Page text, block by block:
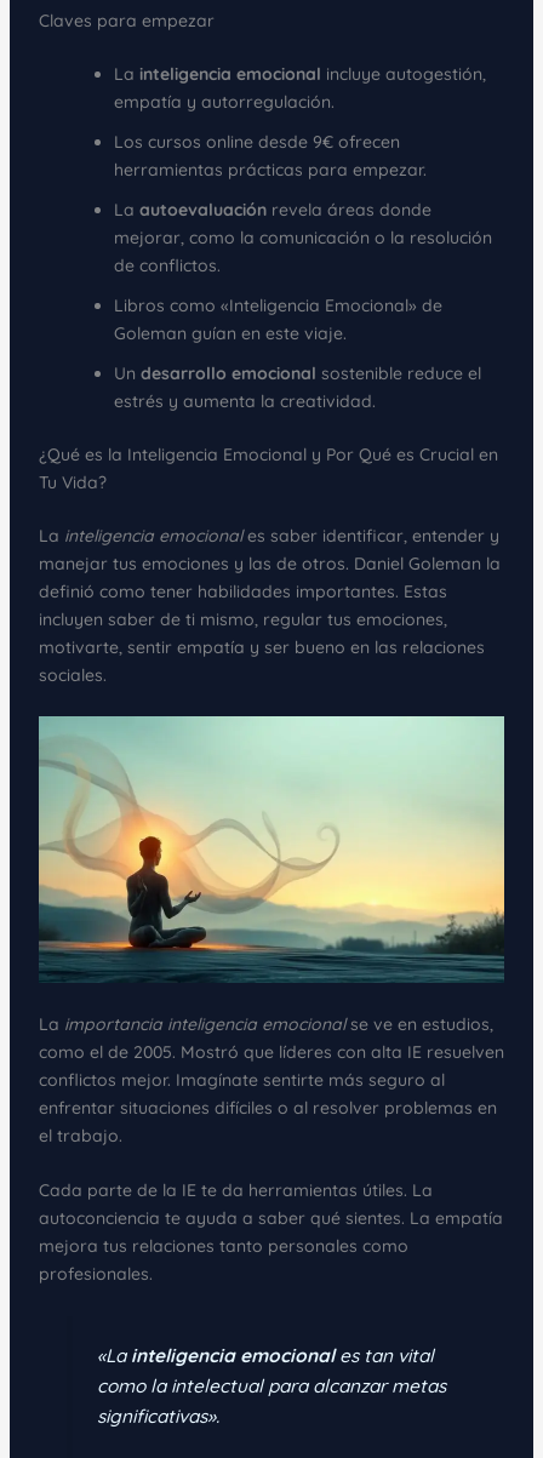
Claves para empezar
La inteligencia emocional incluye autogestión,
empatía y autorregulación.
Los cursos online desde 9€ ofrecen
herramientas prácticas para empezar.
La autoevaluaciónrevela áreas donde
mejorar, como la comunicación o la resolución
de conflictos.
Libros como «Inteligencia Emocional» de
Goleman guían en este viaje.
Un desarrollo emocional sostenible reduce el
estrés y aumenta la creatividad.
¿Qué es la Inteligencia Emocional y Por Qué es Crucial en
Tu Vida?
La inteligencia emocionales saber identificar, entender y
manejar tus emociones y las de otros. Daniel Goleman la
definió como tener habilidades importantes. Estas
incluyen saber de ti mismo, regular tus emociones,
motivarte, sentir empatía y ser bueno en las relaciones
sociales.
La importancia inteligencia emocionalse ve en estudios,
como el de 2005. Mostró que líderes con alta IE resuelven
conflictos mejor. Imagínate sentirte más seguro al
enfrentar situaciones difíciles o al resolver problemas en
el trabajo.
Cada parte de la IE te da herramientas útiles. La
autoconciencia te ayuda a saber qué sientes. La empatía
mejora tus relaciones tanto personales como
profesionales.
«La inteligencia emocionales tan vital
como la intelectual para alcanzar metas
significativas».